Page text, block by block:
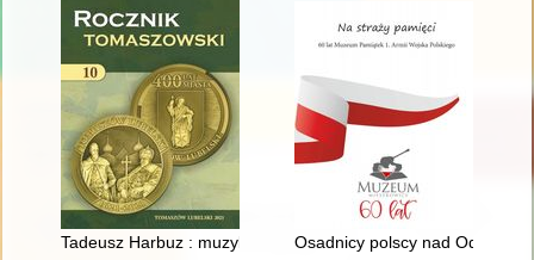
Tadeusz Harbuz : muzykant i kapelmistrz z Majdanu Górnego
Osadnicy polscy nad Odrą po